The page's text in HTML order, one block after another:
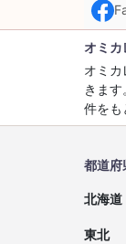
オミカ
オミ
きま
件をも
都道府
北海道
東北